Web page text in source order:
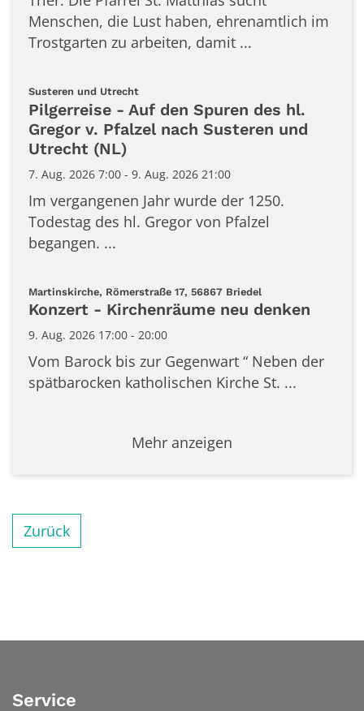
Menschen, die Lust haben, ehrenamtlich im
Trostgarten zu arbeiten, damit ...
Susteren und Utrecht:
Pilgerreise - Auf den Spuren des hl.
Gregor v. Pfalzel nach Susteren und
Utrecht (NL)
7. Aug. 2026 7:00 - 9. Aug. 2026 21:00
Im vergangenen Jahr wurde der 1250.
Todestag des hl. Gregor von Pfalzel
begangen. ...
Martinskirche, Römerstraße 17, 56867 Briedel
Konzert - Kirchenräume neu denken
9. Aug. 2026 17:00 - 20:00
Vom Barock bis zur Gegenwart “ Neben der
spätbarocken katholischen Kirche St. ...
Mehr anzeigen
Zurück
Service